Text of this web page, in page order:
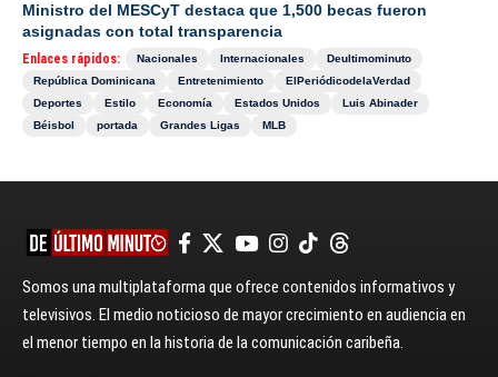
Ministro del MESCyT destaca que 1,500 becas fueron
asignadas con total transparencia
Enlaces rápidos: Nacionales Internacionales
Deultimominuto
República Dominicana
Entretenimiento
ElPeriódicodelaVerdad
Deportes
Estilo Economía Estados Unidos
Luis Abinader
Béisbol
portada Grandes Ligas MLB
Somos una multiplataforma que ofrece contenidos informativos y
televisivos. El medio noticioso de mayor crecimiento en audiencia en
el menor tiempo en la historia de la comunicación caribeña.